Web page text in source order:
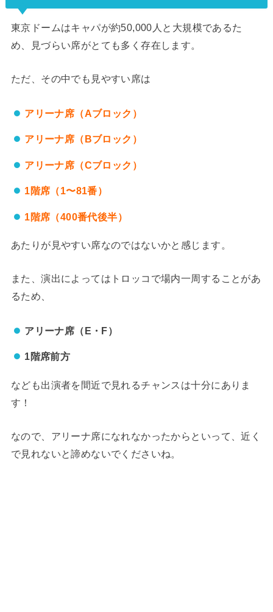
東京ドームはキャパが約50,000人と大規模であるた
め、見づらい席がとても多く存在します。
ただ、その中でも見やすい席は
アリーナ席（Aブロック）
アリーナ席（Bブロック）
アリーナ席（Cブロック）
1階席（1〜81番）
1階席（400番代後半）
あたりが見やすい席なのではないかと感じます。
また、演出によってはトロッコで場内一周することがあ
るため、
アリーナ席（E・F）
1階席前方
なども出演者を間近で見れるチャンスは十分にありま
す！
なので、アリーナ席になれなかったからといって、近く
で見れないと諦めないでくださいね。